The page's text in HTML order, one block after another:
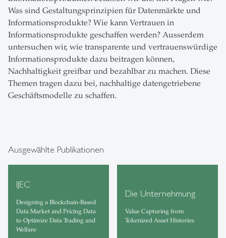
Was sind Gestaltungsprinzipien für Datenmärkte und
Informationsprodukte? Wie kann Vertrauen in
Informationsprodukte geschaffen werden? Ausserdem
untersuchen wir, wie transparente und vertrauenswürdige
Informationsprodukte dazu beitragen können,
Nachhaltigkeit greifbar und bezahlbar zu machen. Diese
Themen tragen dazu bei, nachhaltige datengetriebene
Geschäftsmodelle zu schaffen.
Ausgewählte Publikationen
IJEC
Designing a Blockchain-Based
Data Market and Pricing Data
to Optimize Data Trading and
Welfare
Die Unternehmung
Value Capturing from
Tokenized Asset Histories